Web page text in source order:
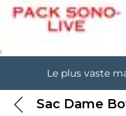
Le plus vaste